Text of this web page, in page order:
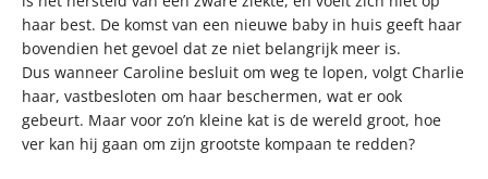
haar best. De komst van een nieuwe baby in huis geeft haar
bovendien het gevoel dat ze niet belangrijk meer is.
Dus wanneer Caroline besluit om weg te lopen, volgt Charlie
haar, vastbesloten om haar beschermen, wat er ook
gebeurt. Maar voor zo’n kleine kat is de wereld groot, hoe
ver kan hij gaan om zijn grootste kompaan te redden?